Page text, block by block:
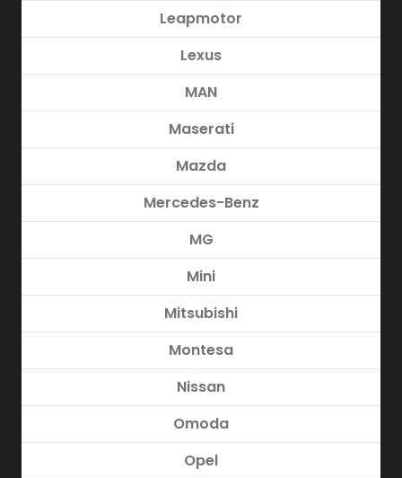
Leapmotor
Lexus
MAN
Maserati
Mazda
Mercedes-Benz
MG
Mini
Mitsubishi
Montesa
Nissan
Omoda
Opel